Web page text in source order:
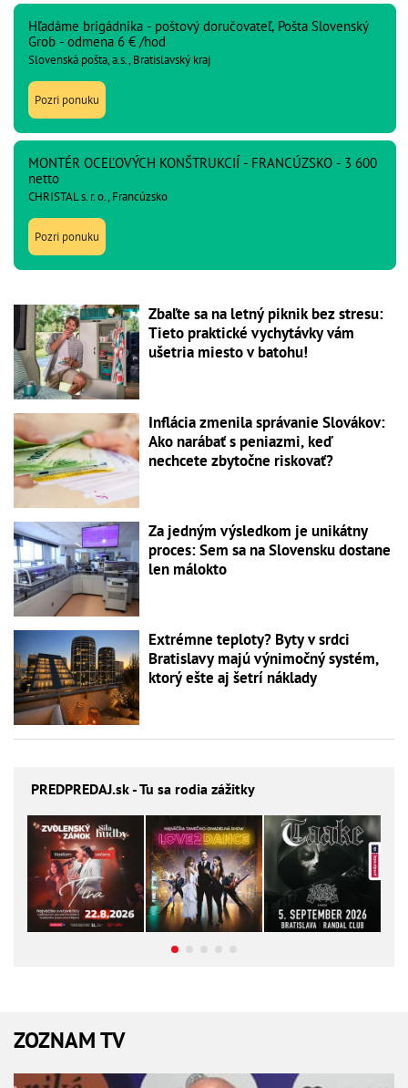
Hľadáme brigádnika - poštový doručovateľ, Pošta Slovenský
Grob - odmena 6 € /hod
Slovenská pošta, a.s., Bratislavský kraj
Pozri ponuku
MONTÉR OCEĽOVÝCH KONŠTRUKCIÍ - FRANCÚZSKO - 3 600
netto
CHRISTAL s. r. o., Francúzsko
Pozri ponuku
Zbaľte sa na letný piknik bez stresu:
Tieto praktické vychytávky vám
ušetria miesto v batohu!
Inflácia zmenila správanie Slovákov:
Ako narábať s peniazmi, keď
nechcete zbytočne riskovať?
Za jedným výsledkom je unikátny
proces: Sem sa na Slovensku dostane
len málokto
Extrémne teploty? Byty v srdci
Bratislavy majú výnimočný systém,
ktorý ešte aj šetrí náklady
PREDPREDAJ.sk - Tu sa rodia zážitky
ZOZNAM TV